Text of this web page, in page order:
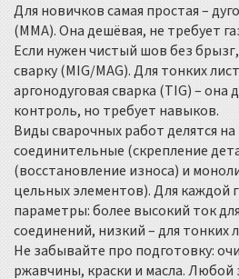
Для новичков самая простая –
(MMA). Она дешёвая, не требует
Если нужен чистый шов без
сварку (MIG/MAG). Для тонких
аргонодуговая сварка (TIG) – она
контроль, но требует навыков.
Виды сварочных работ делятся
соединительные (скрепление
(восстановление износа) и
цельных элементов). Для каждой
параметры: более высокий ток
соединений, низкий – для тонких
Не забывайте про подготовку:
ржавчины, краски и масла. Любой